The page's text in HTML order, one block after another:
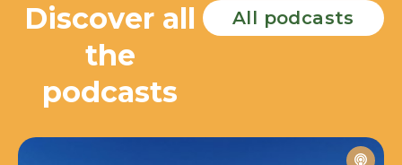
Discover all
the
podcasts
All podcasts